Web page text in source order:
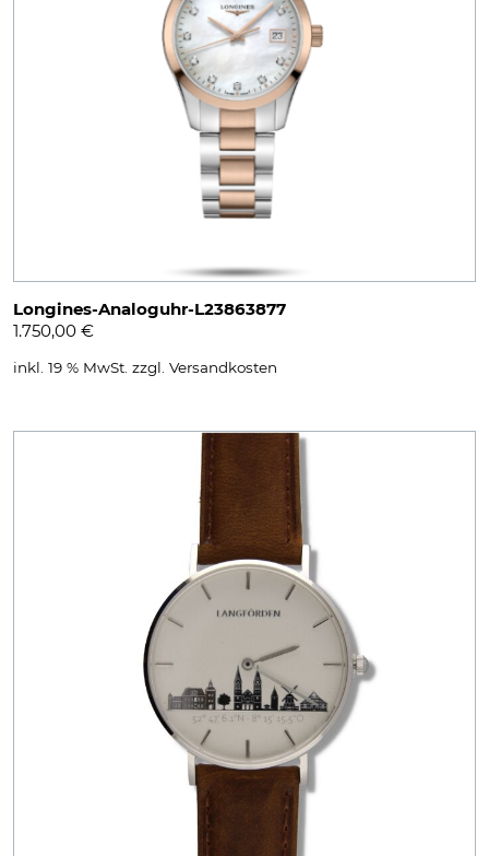
Longines-Analoguhr-L23863877
1.750,00 €
inkl. 19 % MwSt. zzgl. Versandkosten